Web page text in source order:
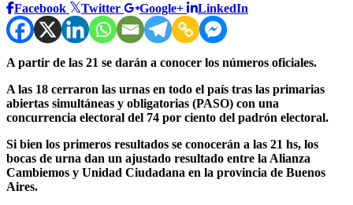
Facebook
Twitter Google+ LinkedIn
A partir de las 21 se darán a conocer los números oficiales.
A las 18 cerraron las urnas en todo el país tras las primarias
abiertas simultáneas y obligatorias (PASO) con una
concurrencia electoral del 74 por ciento del padrón electoral.
Si bien los primeros resultados se conocerán a las 21 hs, los
bocas de urna dan un ajustado resultado entre la Alianza
Cambiemos y Unidad Ciudadana en la provincia de Buenos
Aires.